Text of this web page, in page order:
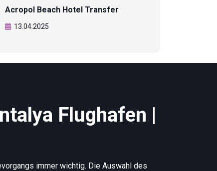
Acropol Beach Hotel Transfer
13.04.2025
Flughafen |
immer wichtig. Die Auswahl des